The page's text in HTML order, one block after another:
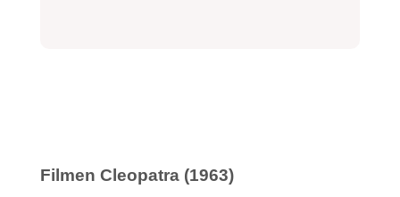
Filmen Cleopatra (1963)